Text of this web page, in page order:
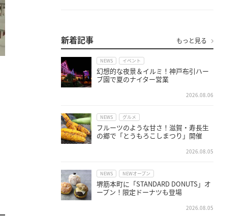
新着記事 もっと見る
NEWS イベント
幻想的な夜景＆イルミ！神戸布引ハー
ブ園で夏のナイター営業
2026.08.06
NEWS グルメ
フルーツのような甘さ！滋賀・寿長生
の郷で「とうもろこしまつり」開催
2026.08.05
NEWS NEWオープン
堺筋本町に「STANDARD DONUTS」オ
ープン！限定ドーナツも登場
2026.08.05